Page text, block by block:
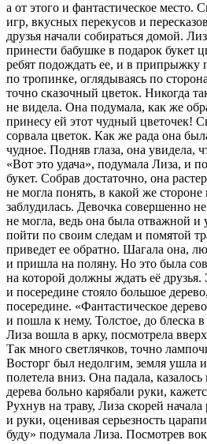
а от этого и фантастическое место.
игр, вкусных перекусов и
друзья начали собираться домой.
принести бабушке в подарок букет
ребят подождать ее, и в припрыжку
по тропинке, оглядываясь по
точно сказочный цветок. Никогда
не видела. Она подумала, как же
принесу ей этот чудный цветочек!
сорвала цветок. Как же рада она
чудное. Подняв глаза, она увидела,
«Вот это удача», подумала Лиза, и
букет. Собрав достаточно, она
не могла понять, в какой же
заблудилась. Девочка совершенно
не могла, ведь она была отважной
пойти по своим следам и помятой
приведет ее обратно. Шагала она,
и пришла на поляну. Но это была
на которой должны ждать её
и посередине стояло большое
посередине. «Фантастическое
и пошла к нему. Толстое, до блеска в
Лиза вошла в арку, посмотрела
Так много светлячков, точно
Восторг был недолгим, земля ушла
полетела вниз. Она падала,
дерева больно карябали руки,
Рухнув на траву, Лиза скорей
и руки, оценивая серьезность
буду» подумала Лиза. Посмотрев